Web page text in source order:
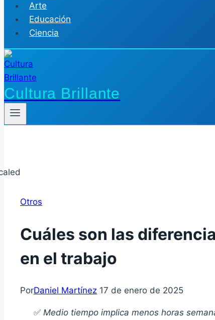
Arte
Educación
Ciencia
Cultura Brillante
Otros
Cuáles son las
en el trabajo
PorDaniel Martínez 17 de enero de 2025
✅ Medio tiempo implica menos horas